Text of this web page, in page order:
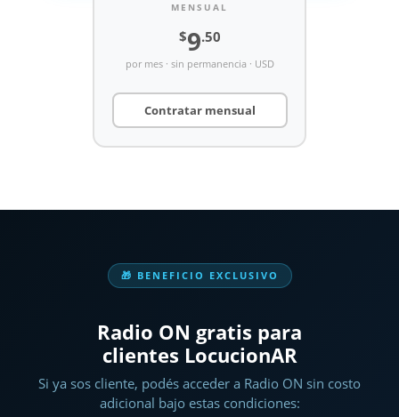
MENSUAL
$9.50
por mes · sin permanencia · USD
Contratar mensual
🎁 BENEFICIO EXCLUSIVO
Radio ON gratis para
clientes LocucionAR
Si ya sos cliente, podés acceder a Radio ON sin costo
adicional bajo estas condiciones: